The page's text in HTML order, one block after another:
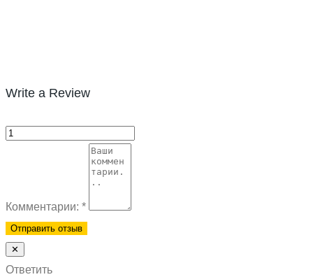
Write a Review
Комментарии: *
✕
Ответить